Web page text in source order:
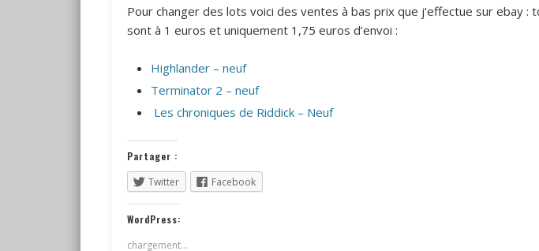
Pour changer des lots voici des ventes à bas prix que j’effectue sur ebay
sont à 1 euros et uniquement 1,75 euros d’envoi :
Highlander – neuf
Terminator 2 – neuf
Les chroniques de Riddick – Neuf
Partager :
Twitter
Facebook
WordPress:
chargement…